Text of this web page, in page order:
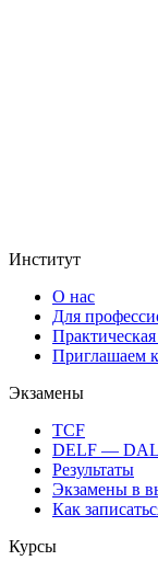
Институт
О нас
Для
Приглашаем
Экзамены
TCF
DELF —
Результаты
Экзамены в
Как
Курсы